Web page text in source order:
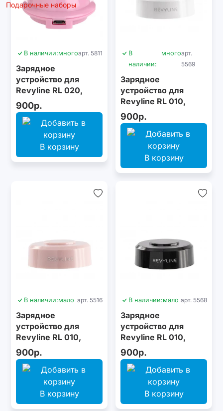
Подарочные наборы
В наличии:многоарт. 5811
Зарядное
устройство для
Revyline RL 020,
розовое
900р.
В корзину
В
наличии:
многоарт.
5569
Зарядное
устройство для
Revyline RL 010,
белое
900р.
В корзину
В наличии:мало арт. 5516
Зарядное
устройство для
Revyline RL 010,
розовое
900р.
В корзину
В наличии:мало арт. 5568
Зарядное
устройство для
Revyline RL 010,
черное
900р.
В корзину